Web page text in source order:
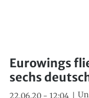
Eurowings
sechs